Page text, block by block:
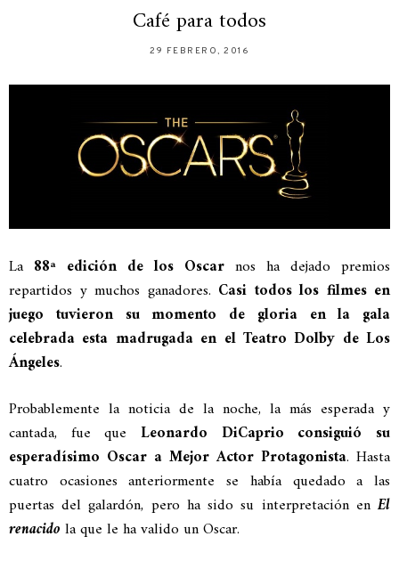
Café para todos
29 FEBRERO, 2016
La 88ª edición de los Oscar nos ha dejado premios
repartidos y muchos ganadores. Casi todos los filmes en
juego tuvieron su momento de gloria en la gala
celebrada esta madrugada en el Teatro Dolby de Los
Ángeles.
Probablemente la noticia de la noche, la más esperada y
cantada, fue que Leonardo DiCaprio consiguió su
esperadísimo Oscar a Mejor Actor Protagonista. Hasta
cuatro ocasiones anteriormente se había quedado a las
puertas del galardón, pero ha sido su interpretación en El
renacido la que le ha valido un Oscar.